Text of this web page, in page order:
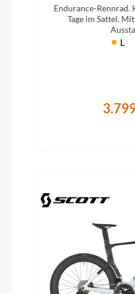
Endurance-
Tage im Sattel.
L